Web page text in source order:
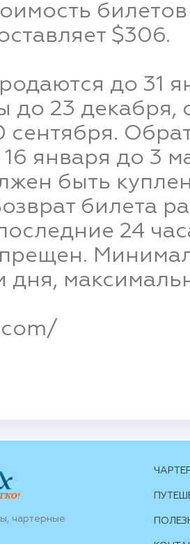
$306.
до 31
до 23 декабря,
сентября.
16 января до 3
быть
билета
24
дня,
чартерные